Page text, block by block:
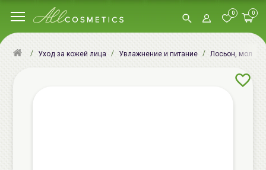
0 0
Уход за кожей лица Увлажнение и питание Лосьон,